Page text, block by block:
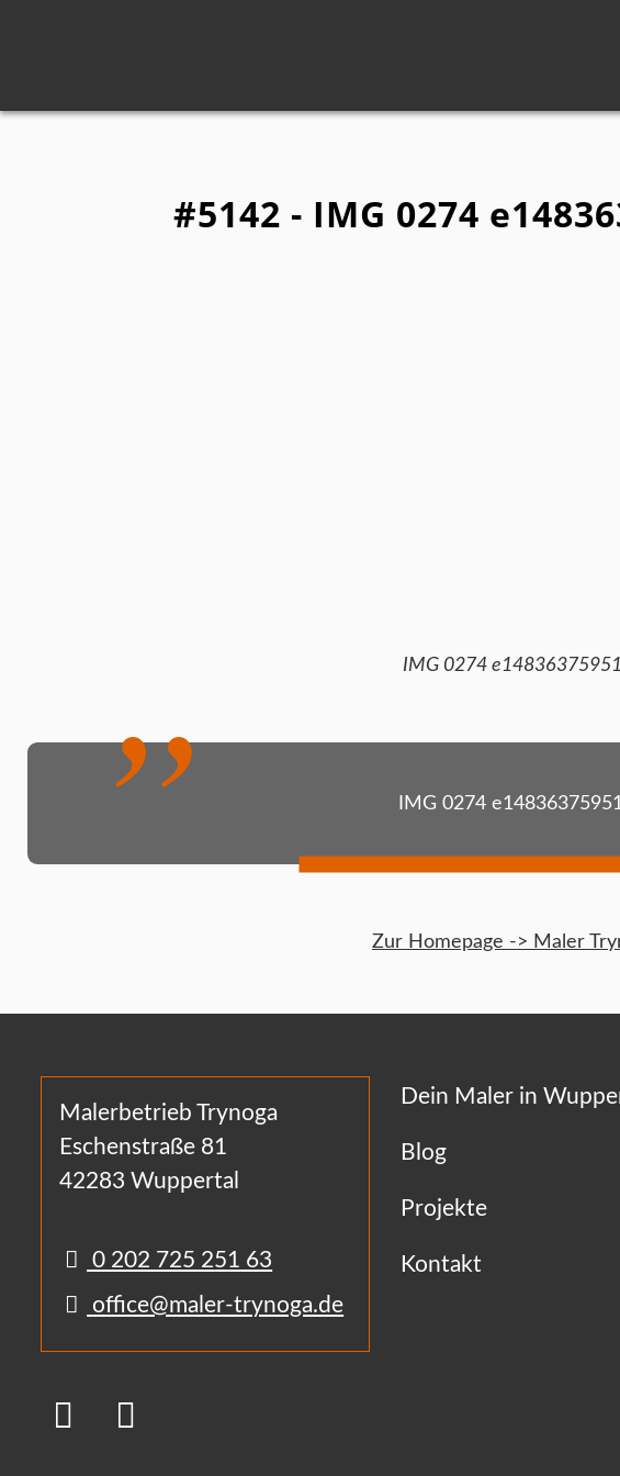
#5142 - IMG 0274
IMG 0274
IMG 0274
Zur Homepage -> Maler
Malerbetrieb Trynoga
Eschenstraße 81
42283 Wuppertal
0 202 725 251 63
office@maler-trynoga.de
Dein Maler in
Blog
Projekte
Kontakt